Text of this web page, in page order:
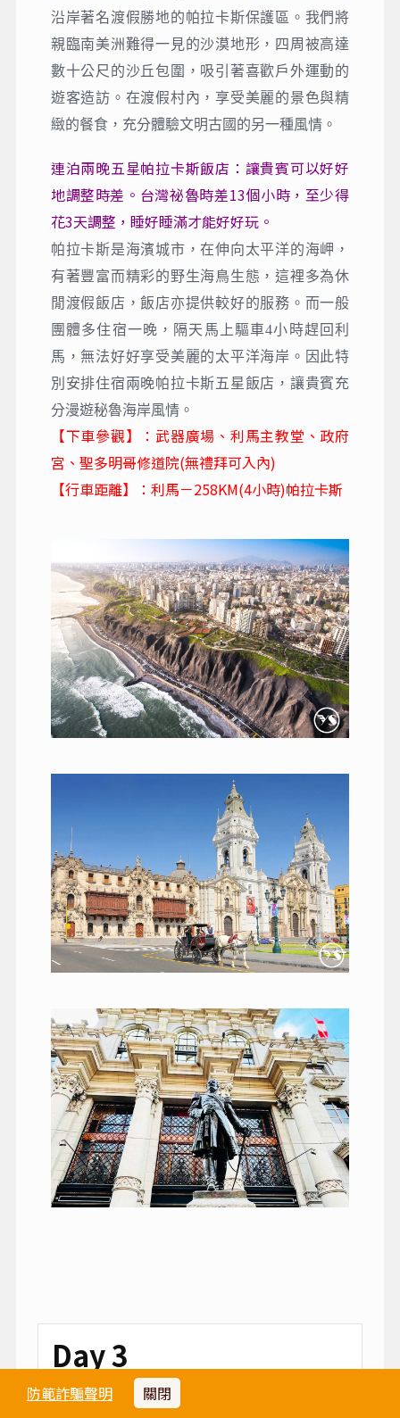
防範詐騙聲明 關閉
沿岸著名渡假勝地的帕拉卡斯保護區。我們將
親臨南美洲難得一見的沙漠地形，四周被高達
數十公尺的沙丘包圍，吸引著喜歡戶外運動的
遊客造訪。在渡假村內，享受美麗的景色與精
緻的餐食，充分體驗文明古國的另一種風情。
連泊兩晚五星帕拉卡斯飯店：讓貴賓可以好好
地調整時差。台灣祕魯時差13個小時，至少得
花3天調整，睡好睡滿才能好好玩。
帕拉卡斯是海濱城市，在伸向太平洋的海岬，
有著豐富而精彩的野生海鳥生態，這裡多為休
閒渡假飯店，飯店亦提供較好的服務。而一般
團體多住宿一晚，隔天馬上驅車4小時趕回利
馬，無法好好享受美麗的太平洋海岸。因此特
別安排住宿兩晚帕拉卡斯五星飯店，讓貴賓充
分漫遊秘魯海岸風情。
【下車參觀】：武器廣場、利馬主教堂、政府
宮、聖多明哥修道院(無禮拜可入內)
【行車距離】：利馬－258KM(4小時)帕拉卡斯
Day 3
納斯卡小飛機－⽡卡奇納(沙丘